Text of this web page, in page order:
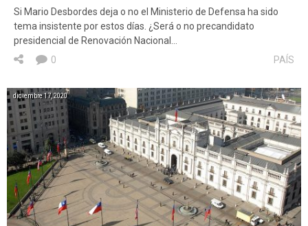
Si Mario Desbordes deja o no el Ministerio de Defensa ha sido
tema insistente por estos días. ¿Será o no precandidato
presidencial de Renovación Nacional…
PAÍS
0
diciembre 17, 2020